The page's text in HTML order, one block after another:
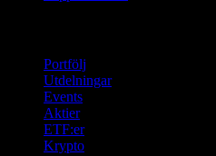
Portfölj
Utdelningar
Events
Aktier
ETF:er
Krypto